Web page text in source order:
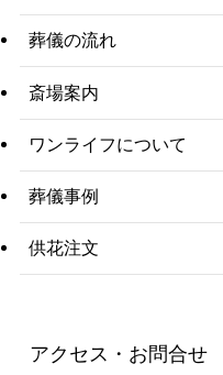
葬儀の流れ
斎場案内
ワンライフについて
葬儀事例
供花注文
アクセス・お問合せ